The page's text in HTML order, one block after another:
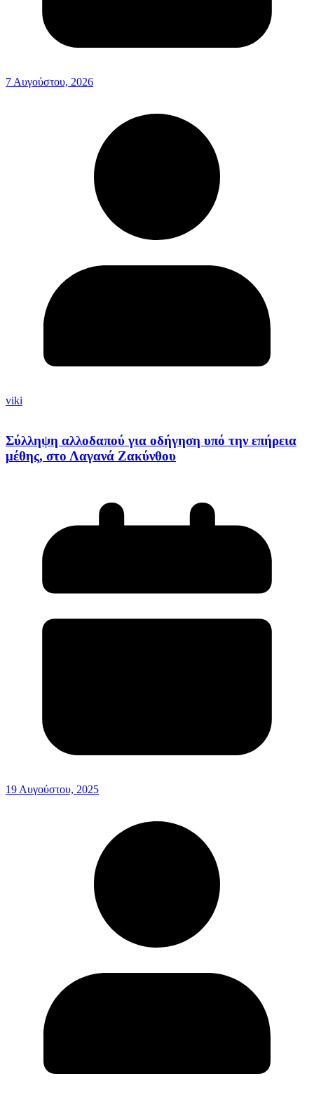
7 Αυγούστου, 2026
viki
Σύλληψη αλλοδαπού για οδήγηση υπό την επήρεια
μέθης, στο Λαγανά Ζακύνθου
19 Αυγούστου, 2025